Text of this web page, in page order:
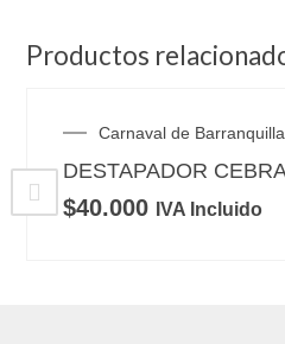
Productos
Carnaval de Barranquilla
DESTAPADOR
$40.000 IVA Incluido